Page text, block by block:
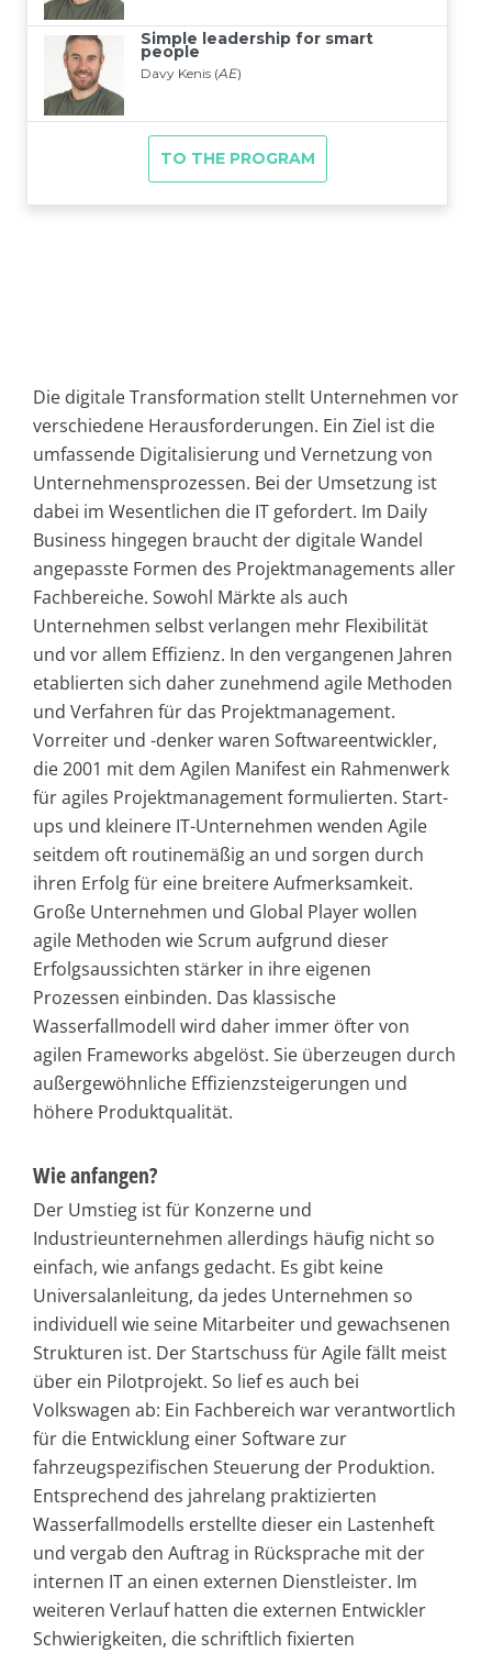
Die digitale Transformation stellt Unternehmen vor
verschiedene Herausforderungen. Ein Ziel ist die
umfassende Digitalisierung und Vernetzung von
Unternehmensprozessen. Bei der Umsetzung ist
dabei im Wesentlichen die IT gefordert. Im Daily
Business hingegen braucht der digitale Wandel
angepasste Formen des Projektmanagements aller
Fachbereiche. Sowohl Märkte als auch
Unternehmen selbst verlangen mehr Flexibilität
und vor allem Effizienz. In den vergangenen Jahren
etablierten sich daher zunehmend agile Methoden
und Verfahren für das Projektmanagement.
Vorreiter und -denker waren Softwareentwickler,
die 2001 mit dem Agilen Manifest ein Rahmenwerk
für agiles Projektmanagement formulierten. Start-
ups und kleinere IT-Unternehmen wenden Agile
seitdem oft routinemäßig an und sorgen durch
ihren Erfolg für eine breitere Aufmerksamkeit.
Große Unternehmen und Global Player wollen
agile Methoden wie Scrum aufgrund dieser
Erfolgsaussichten stärker in ihre eigenen
Prozessen einbinden. Das klassische
Wasserfallmodell wird daher immer öfter von
agilen Frameworks abgelöst. Sie überzeugen durch
außergewöhnliche Effizienzsteigerungen und
höhere Produktqualität.
Wie anfangen?
Der Umstieg ist für Konzerne und
Industrieunternehmen allerdings häufig nicht so
einfach, wie anfangs gedacht. Es gibt keine
Universalanleitung, da jedes Unternehmen so
individuell wie seine Mitarbeiter und gewachsenen
Strukturen ist. Der Startschuss für Agile fällt meist
über ein Pilotprojekt. So lief es auch bei
Volkswagen ab: Ein Fachbereich war verantwortlich
für die Entwicklung einer Software zur
fahrzeugspezifischen Steuerung der Produktion.
Entsprechend des jahrelang praktizierten
Wasserfallmodells erstellte dieser ein Lastenheft
und vergab den Auftrag in Rücksprache mit der
internen IT an einen externen Dienstleister. Im
weiteren Verlauf hatten die externen Entwickler
Schwierigkeiten, die schriftlich fixierten